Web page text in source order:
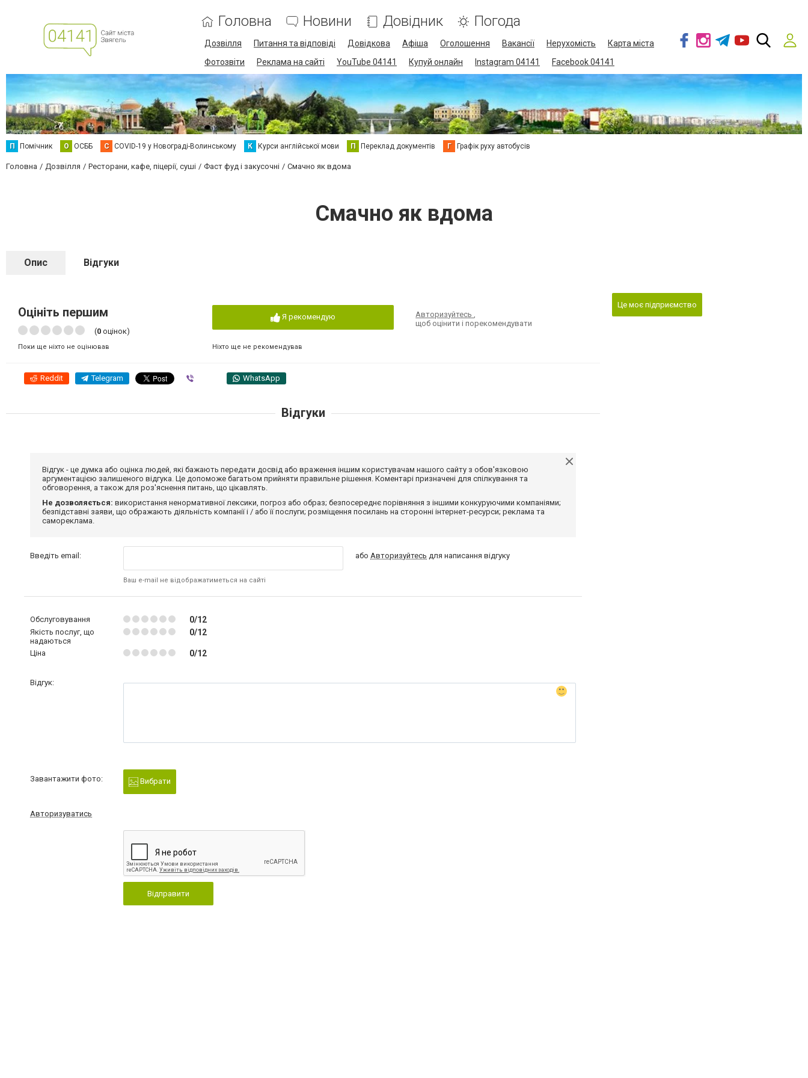
Головна Новини Довідник Погода
Дозвілля Питання та відповіді Довідкова Афіша Оголошення Вакансії Нерухомість
Карта міста
Фотозвіти
Реклама на сайті YouTube 04141 Купуй онлайн Instagram 04141 Facebook 04141
П Помічник О ОСББ C COVID-19 у Новограді-Волинському К Курси англійської мови П Переклад документів Г Графік руху автобусів
Головна Дозвілля Ресторани, кафе, піцерії, суші Фаст фуд і закусочні Смачно як вдома
Смачно як вдома
Опис Відгуки
Оцініть першим
(0 оцінок)
Поки ще ніхто не оцінював
Я рекомендую
Ніхто ще не рекомендував
Авторизуйтесь,
щоб оцінити і порекомендувати
Reddit Telegram WhatsApp
Це моє підприємство
Відгуки
Відгук - це думка або оцінка людей, які бажають передати досвід або враження іншим користувачам нашого сайту з обов'язковою
аргументацією залишеного відгука. Це допоможе багатьом прийняти правильне рішення. Коментарі призначені для спілкування та
обговорення, а також для роз'яснення питань, що цікавлять.
Не дозволяється: використання ненормативної лексики, погроз або образ; безпосереднє порівняння з іншими конкуруючими компаніями;
безпідставні заяви, що ображають діяльність компанії і / або її послуги; розміщення посилань на сторонні інтернет-ресурси; реклама та
самореклама.
Введіть email:
Ваш e-mail не відображатиметься на сайті
абоАвторизуйтесь для написання відгуку
Обслуговування 0/12
Якість послуг, що
надаються
0/12
Ціна 0/12
Відгук:
Завантажити фото: Вибрати
Авторизуватись
Відправити